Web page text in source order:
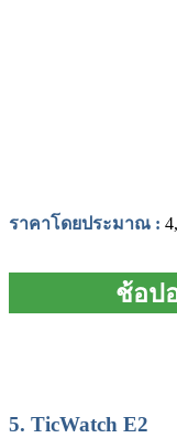
ราคาโดยประมาณ :
ช้อป
5. TicWatch E2